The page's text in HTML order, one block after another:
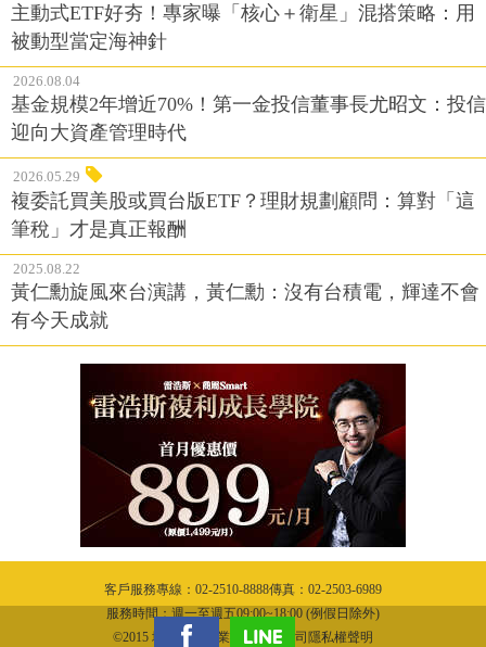
主動式ETF好夯！專家曝「核心＋衛星」混搭策略：用
被動型當定海神針
2026.08.04
基金規模2年增近70%！第一金投信董事長尤昭文：投信
迎向大資產管理時代
2026.05.29
複委託買美股或買台版ETF？理財規劃顧問：算對「這
筆稅」才是真正報酬
2025.08.22
黃仁勳旋風來台演講，黃仁勳：沒有台積電，輝達不會
有今天成就
客戶服務專線：02-2510-8888傳真：02-2503-6989
服務時間：週一至週五09:00~18:00 (例假日除外)
©2015 城邦文化事業股份有限公司隱私權聲明